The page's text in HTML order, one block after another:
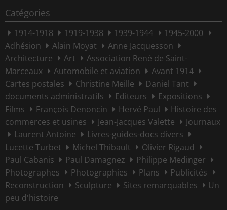
Catégories
1914-1918 1919-1938 1939-1944
1945-2000
Adhésion
Alain Moyat
Anne Jacquesson
Architecture
Art
Association René de Saint-
Marceaux
Automobile et aviation
Avant 1914
Cartes postales
Christine Meille
Daniel Tant
documents administratifs
Editeurs
Expositions
Films
François Denoncin Hervé Paul
Histoire des
commerces et usines
Jean-Jacques Valette
Journaux
Laurent Antoine
Livres-guides-docs divers
Lucette Turbet
Michel Thibault
Olivier Rigaud
Paul Cabanis
Paul Damagnez
Philippe Medinger
Photographes
Photographies Plans
Publicités
Reconstruction
Sculpture Sites remarquables
Un
peu d'histoire